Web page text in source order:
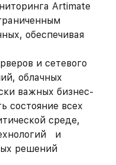
Artimate
обеспечивая
и сетевого
облачных
важных бизнес-
состояние всех
среде,
и
решений